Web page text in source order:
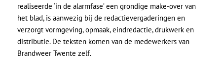
realiseerde ‘in de alarmfase’ een grondige make-over van
het blad, is aanwezig bij de redactievergaderingen en
verzorgt vormgeving, opmaak, eindredactie, drukwerk en
distributie. De teksten komen van de medewerkers van
Brandweer Twente zelf.